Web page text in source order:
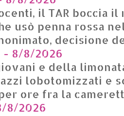
il TAR boccia
usò penna rossa
decisione
- 8/8/2026
e della
lobotomizzati e
ore fra la
8/2026